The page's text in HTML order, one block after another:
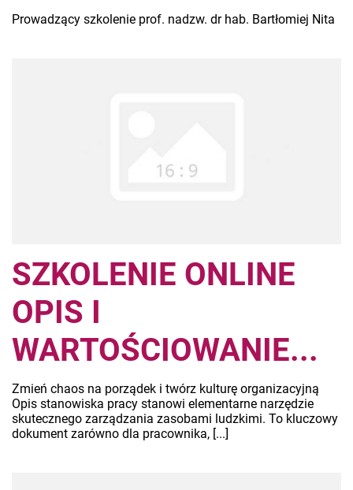
Prowadzący szkolenie prof. nadzw. dr hab. Bartłomiej Nita
SZKOLENIE ONLINE
OPIS I
WARTOŚCIOWANIE...
Zmień chaos na porządek i twórz kulturę organizacyjną
Opis stanowiska pracy stanowi elementarne narzędzie
skutecznego zarządzania zasobami ludzkimi. To kluczowy
dokument zarówno dla pracownika, [...]